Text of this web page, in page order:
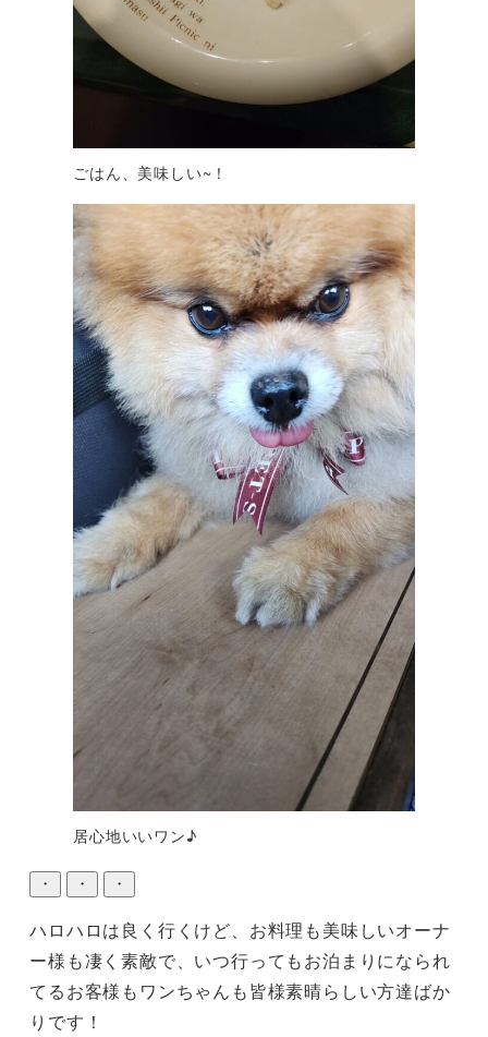
ごはん、美味しい~！
居心地いいワン♪
・ ・ ・
ハロハロは良く行くけど、お料理も美味しいオーナ
ー様も凄く素敵で、いつ行ってもお泊まりになられ
てるお客様もワンちゃんも皆様素晴らしい方達ばか
りです！